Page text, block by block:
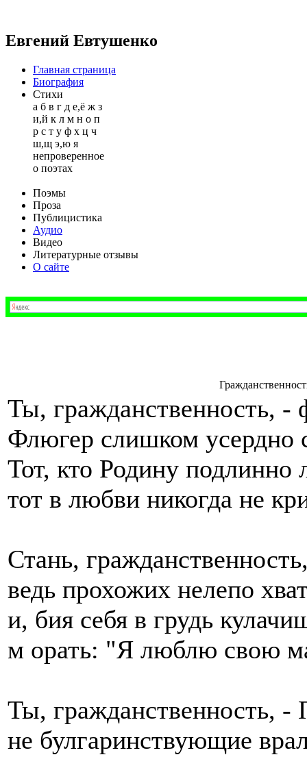
Евгений Евтушенко
Главная страница
Биография
Стихи
а б в г д е,ё ж з
и,й к л м н о п
р с т у ф х ц ч
ш,щ э,ю я
непроверенное
о поэтах
Поэмы
Проза
Публицистика
Аудио
Видео
Литературные отзывы
О сайте
Ты, гражданственность, -
Флюгер слишком усердно
Тот, кто Родину подлинно
тот в любви никогда не
Стань,
ведь прохожих нелепо
и, бия себя в грудь
м орать: "Я люблю свою
Ты, гражданственность,
не булгаринствующие